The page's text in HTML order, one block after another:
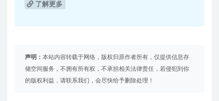
了解更多
声明： 本站内容转载于网络，版权归原作者所有，仅提供信息存
储空间服务，不拥有所有权，不承担相关法律责任，若侵犯到你
的版权利益，请联系我们，会尽快给予删除处理！